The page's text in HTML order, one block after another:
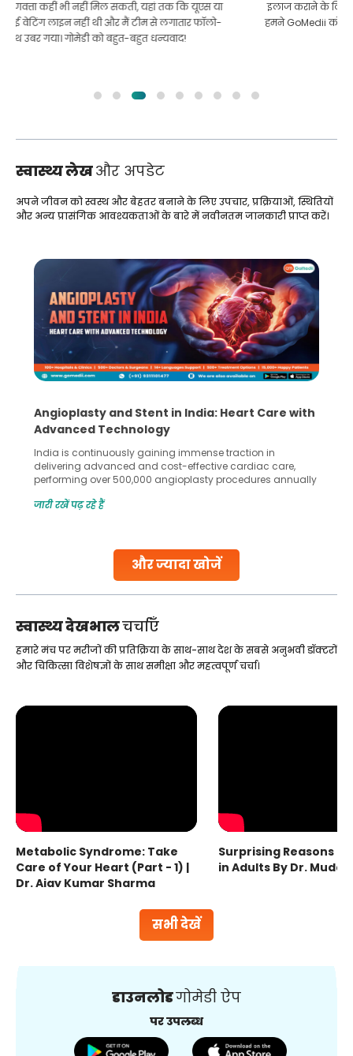
इलाज कराने के लिए बांग्लादेश से भारत की मेरी यात्रा में मेरी मदद की।
हमने GoMedii को चुनने में सही चुनाव किया। वे इलाज के बाद भी हमारे
साथ एक अच्छा रिश्ता रखते हैं
स्वास्थ्य लेखऔर अपडेट
और ज्यादा खोजें
अपने जीवन को स्वस्थ और बेहतर बनाने के लिए उपचार, प्रक्रियाओं, स्थितियों
और अन्य प्रासंगिक आवश्यकताओं के बारे में नवीनतम जानकारी प्राप्त करें।
Angioplasty and Stent in India: Heart Care with
Advanced Technology
India is continuously gaining immense traction in
delivering advanced and cost-effective cardiac care,
performing over 500,000 angioplasty procedures annually
globe are searching for treatments like angioplasty and
Studies, such as one published
जारी रखें पढ़ रहे हैं
स्वास्थ्य देखभालचर्चाएँ
सभी देखें
हमारे मंच पर मरीजों की प्रतिक्रिया के साथ-साथ देश के सबसे अनुभवी डॉक्टरों
और चिकित्सा विशेषज्ञों के साथ समीक्षा और महत्वपूर्ण चर्चा।
Metabolic Syndrome: Take
Care of Your Heart (Part - 1) |
Dr. Ajay Kumar Sharma
Surprising Reasons
in Adults By Dr.
डाउनलोडगोमेडी ऐप
पर उपलब्ध